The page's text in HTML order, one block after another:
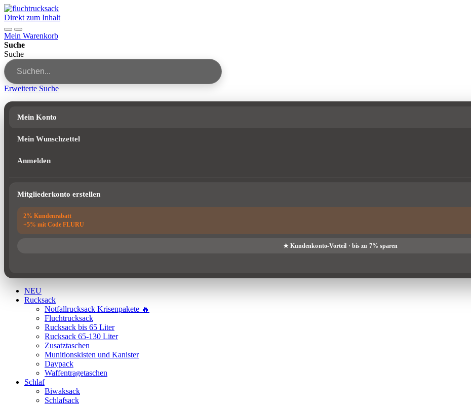
Direkt zum Inhalt
Mein Warenkorb
Suche
Suche
Erweiterte Suche
Mein Konto
Mein Wunschzettel
Anmelden
Mitgliederkonto erstellen
NEU
Rucksack
Notfallrucksack Krisenpakete 🔥
Fluchtrucksack
Rucksack bis 65 Liter
Rucksack 65-130 Liter
Zusatztaschen
Munitionskisten und Kanister
Daypack
Waffentragetaschen
Schlaf
Biwaksack
Schlafsack